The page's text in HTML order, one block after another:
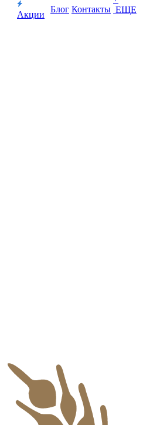
Акции
Блог Контакты ЕЩЕ